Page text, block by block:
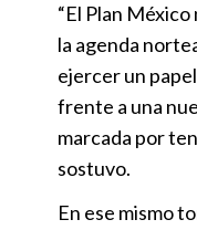
“El Plan
la agenda
ejercer un
frente a una
marcada por
sostuvo.
En ese mismo